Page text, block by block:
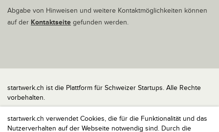
startwerk.ch verwendet Cookies, die für die Funktionalität und das
Nutzerverhalten auf der Webseite notwendig sind. Durch die
Abgabe von Hinweisen und weitere Kontaktmöglichkeiten können
auf der Kontaktseite gefunden werden.
startwerk.ch ist die Plattform für Schweizer Startups. Alle Rechte
vorbehalten.
Impressum
Kontakt